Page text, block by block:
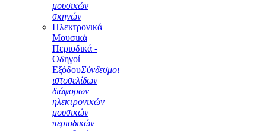
μουσικών
σκηνών
Ηλεκτρονικά
Μουσικά
Περιοδικά -
Οδηγοί
ΕξόδουΣύνδεσμοι
ιστοσελίδων
διάφορων
ηλεκτρονικών
μουσικών
περιοδικών